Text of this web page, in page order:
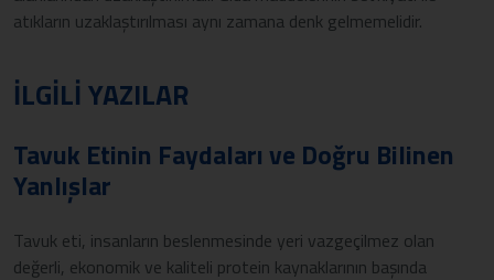
atıkların uzaklaştırılması aynı zamana denk gelmemelidir.
İLGİLİ YAZILAR
Tavuk Etinin Faydaları ve Doğru Bilinen
Yanlışlar
Tavuk eti, insanların beslenmesinde yeri vazgeçilmez olan
değerli, ekonomik ve kaliteli protein kaynaklarının başında